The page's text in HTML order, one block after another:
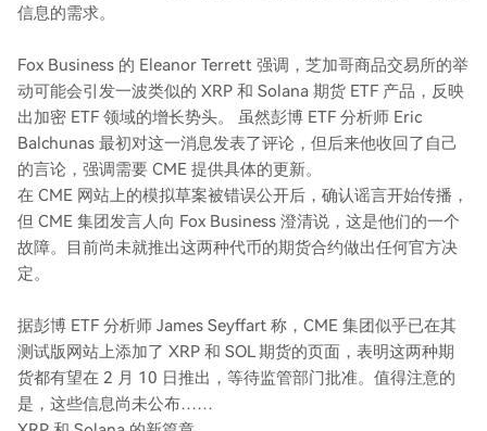
信息的需求。
Fox Business 的 Eleanor Terrett 强调，芝加哥商品交易所的举
动可能会引发一波类似的 XRP 和 Solana 期货 ETF 产品，反映
出加密 ETF 领域的增长势头。 虽然彭博 ETF 分析师 Eric
Balchunas 最初对这一消息发表了评论，但后来他收回了自己
的言论，强调需要 CME 提供具体的更新。
在 CME 网站上的模拟草案被错误公开后，确认谣言开始传播，
但 CME 集团发言人向 Fox Business 澄清说，这是他们的一个
故障。目前尚未就推出这两种代币的期货合约做出任何官方决
定。
据彭博 ETF 分析师 James Seyffart 称，CME 集团似乎已在其
测试版网站上添加了 XRP 和 SOL 期货的页面，表明这两种期
货都有望在 2 月 10 日推出，等待监管部门批准。值得注意的
是，这些信息尚未公布……